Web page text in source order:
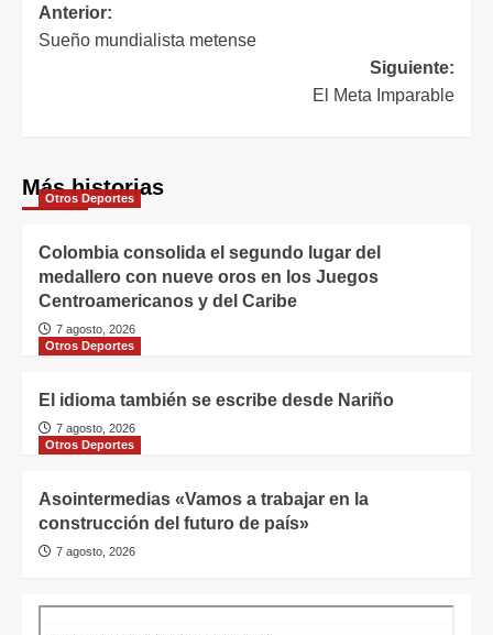
Anterior:
Sueño mundialista metense
Siguiente:
El Meta Imparable
Más historias
Otros Deportes
Colombia consolida el segundo lugar del
medallero con nueve oros en los Juegos
Centroamericanos y del Caribe
7 agosto, 2026
Otros Deportes
El idioma también se escribe desde Nariño
7 agosto, 2026
Otros Deportes
Asointermedias «Vamos a trabajar en la
construcción del futuro de país»
7 agosto, 2026